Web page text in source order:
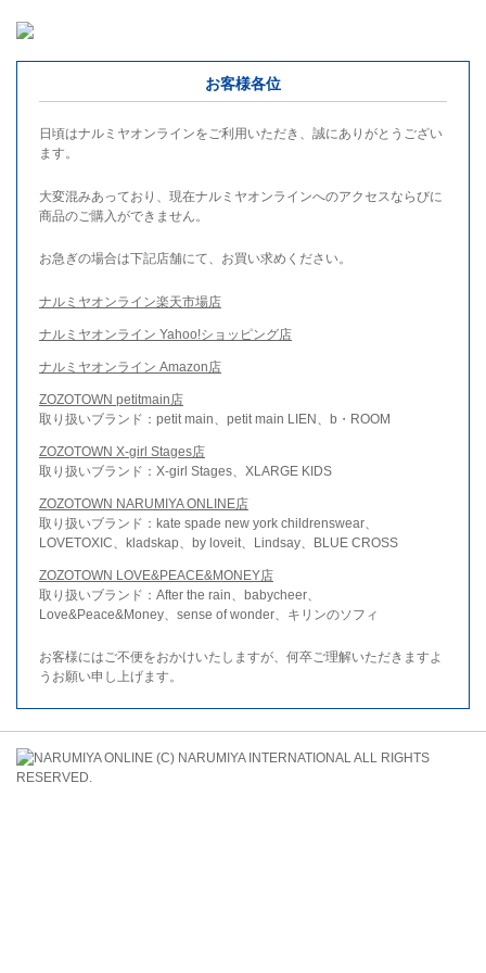
お客様各位
日頃はナルミヤオンラインをご利用いただき、誠にありがとうござい
ます。
大変混みあっており、現在ナルミヤオンラインへのアクセスならびに
商品のご購入ができません。
お急ぎの場合は下記店舗にて、お買い求めください。
ナルミヤオンライン楽天市場店
ナルミヤオンライン Yahoo!ショッピング店
ナルミヤオンライン Amazon店
ZOZOTOWN petitmain店
取り扱いブランド：petit main、petit main LIEN、b・ROOM
ZOZOTOWN X-girl Stages店
取り扱いブランド：X-girl Stages、XLARGE KIDS
ZOZOTOWN NARUMIYA ONLINE店
取り扱いブランド：kate spade new york childrenswear、
LOVETOXIC、kladskap、by loveit、Lindsay、BLUE CROSS
ZOZOTOWN LOVE&PEACE&MONEY店
取り扱いブランド：After the rain、babycheer、
Love&Peace&Money、sense of wonder、キリンのソフィ
お客様にはご不便をおかけいたしますが、何卒ご理解いただきますよ
うお願い申し上げます。